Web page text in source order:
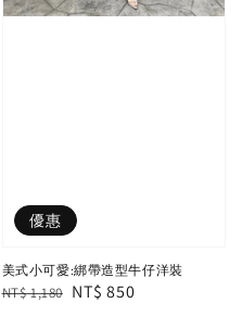
優惠
美式小可愛:綁帶造型牛仔洋裝
Regular
NT$ 1,180 Sale
NT$ 850